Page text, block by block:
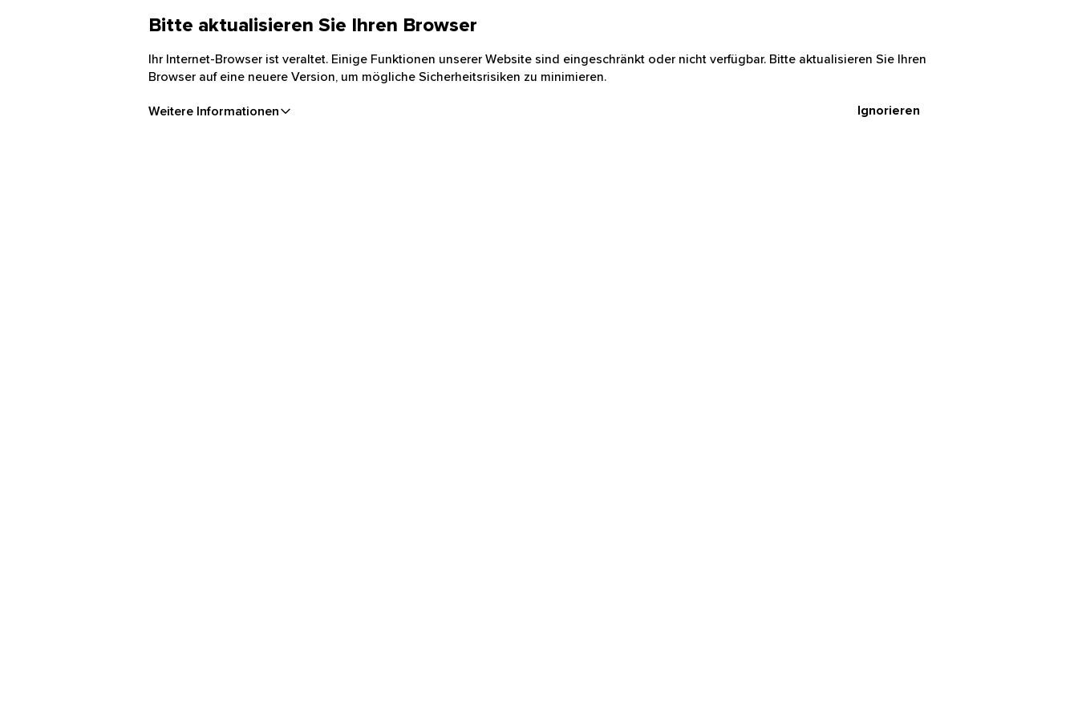
Bitte aktualisieren Sie Ihren Browser
Ihr Internet-Browser ist veraltet. Einige Funktionen unserer Website sind eingeschränkt oder nicht verfügbar. Bitte aktualisieren Sie Ihren
Browser auf eine neuere Version, um mögliche Sicherheitsrisiken zu minimieren.
Weitere Informationen Ignorieren